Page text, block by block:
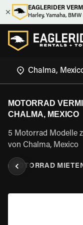
EAGLERIDER
Harley, Yamaha,
MOTORRAD
CHALMA, MEXICO
5 Motorrad Modelle
von Chalma, Mexico
\ MOTORRAD